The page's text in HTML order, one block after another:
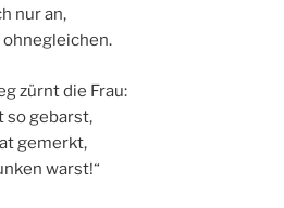
nur an,
zürnt die Frau:
so gebarst,
gemerkt,
warst!“